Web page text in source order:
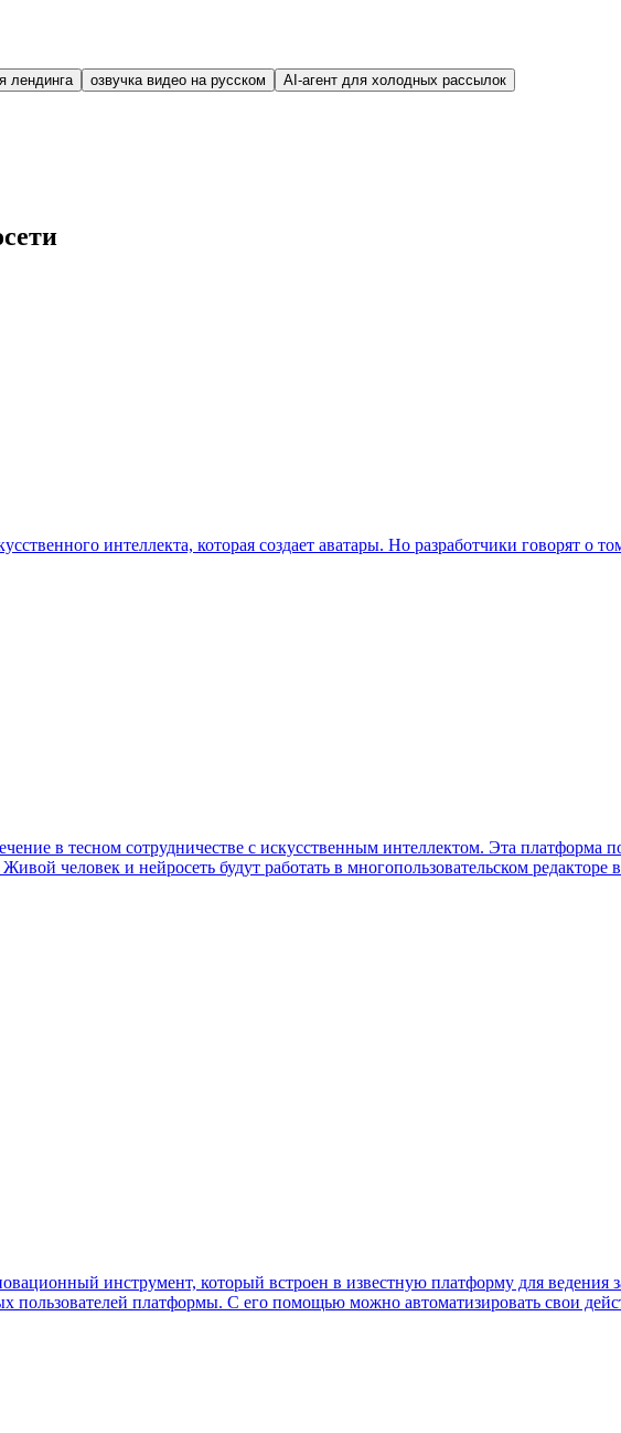
лендинга озвучка видео на русском AI-агент для холодных рассылок
интеллекта, которая создает аватары. Но разработчики говорят о
в тесном сотрудничестве с искусственным интеллектом. Эта платформа
человек и нейросеть будут работать в многопользовательском
инструмент, который встроен в известную платформу для ведения
пользователей платформы. С его помощью можно автоматизировать свои